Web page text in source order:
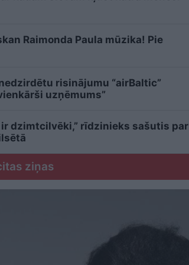
Raimonda Paula mūzika! Pie
risinājumu “airBaltic”
uzņēmums”
dzimtcilvēki,” rīdzinieks sašutis par
ziņas